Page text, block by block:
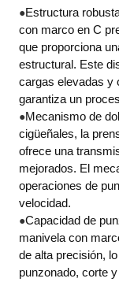
●Estructura
con marco en C
que proporciona
estructural. Este
cargas elevadas y
garantiza un
●Mecanismo de
cigüeñales, la
ofrece una
mejorados. El
operaciones de
velocidad.
●Capacidad de
manivela con
de alta precisión,
punzonado, corte